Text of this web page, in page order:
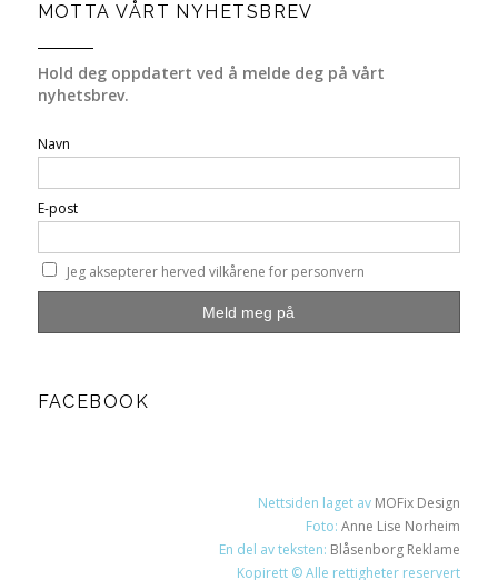
MOTTA VÅRT NYHETSBREV
Hold deg oppdatert ved å melde deg på vårt
nyhetsbrev.
Navn
E-post
Jeg aksepterer herved vilkårene for personvern
FACEBOOK
Nettsiden laget av MOFix Design
Foto:Anne Lise Norheim
En del av teksten: Blåsenborg Reklame
Kopirett © Alle rettigheter reservert